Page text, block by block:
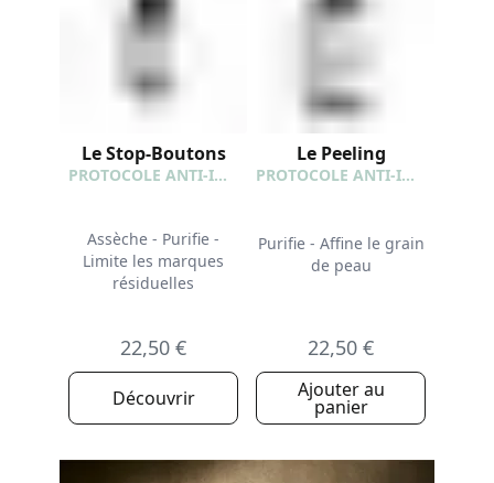
Le Stop-Boutons
PROTOCOLE ANTI-IMPERFECTIONS
Assèche - Purifie -
Limite les marques
résiduelles
22,50 €
Découvrir
Le Peeling
PROTOCOLE ANTI-IMPERFECTIONS
Purifie - Affine le grain
de peau
22,50 €
Ajouter au
panier